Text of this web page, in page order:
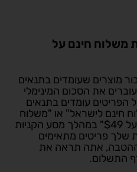
משלוח חינם על
מוצרים שעומדים בתנאים
את הסכום המינימלי
לא כל הפריטים עומדים בתנאים
חינם לישראל" או "משלוח
חינם על הזמנות מתאימות מעל $49" במהלך מסע הקניות
שלך פריטים מתאימים
ההטבה, אתה תראה את
התשלום.